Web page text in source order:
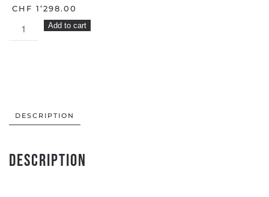
CHF 1’298.00
Feuerkorb
FIESTA
aus
quantity
Add to cart
DESCRIPTION
Description